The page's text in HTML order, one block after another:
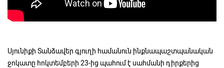
Սյունիքի Տանձավեր գյուղի համանուն ինքնապաշտպանական
ջոկատը հոկտեմբերի 23-ից պահում է սահմանի դիրքերից